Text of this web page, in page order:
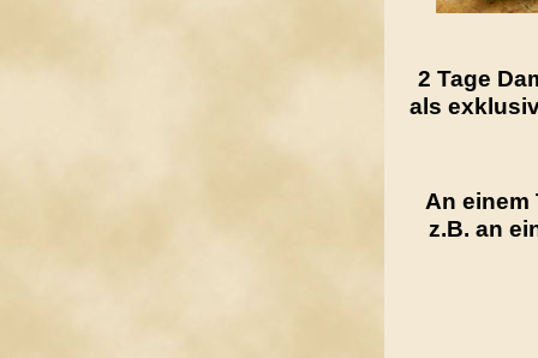
2 Tage
als
An einem
z.B. an